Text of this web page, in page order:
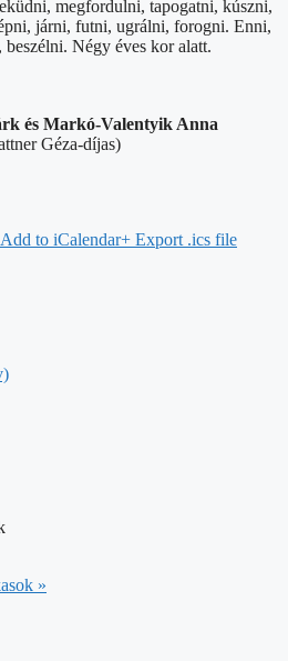
megfordulni, tapogatni, kúszni,
járni, futni, ugrálni, forogni. Enni,
Négy éves kor alatt.
és Markó-Valentyik Anna
Géza-díjas)
to iCalendar+ Export .ics file
»